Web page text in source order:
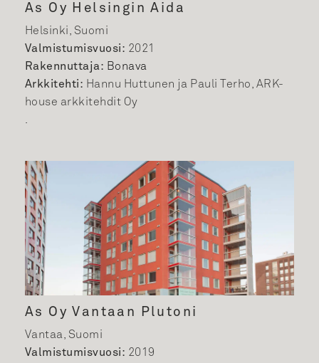
As Oy Helsingin Aida
Helsinki, Suomi
Valmistumisvuosi: 2021
Rakennuttaja: Bonava
Arkkitehti: Hannu Huttunen ja Pauli Terho, ARK-
house arkkitehdit Oy
As Oy Vantaan Plutoni
Vantaa, Suomi
Valmistumisvuosi: 2019